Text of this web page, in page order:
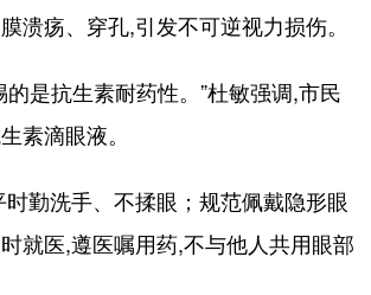
溃疡、穿孔,引发不可逆视力损伤。
是抗生素耐药性。”杜敏强调,市民
素滴眼液。
勤洗手、不揉眼；规范佩戴隐形眼
就医,遵医嘱用药,不与他人共用眼部